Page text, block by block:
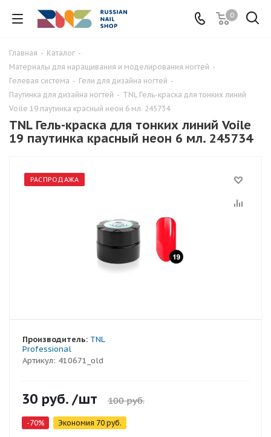
0
Главная - Каталог -
Материалы для наращивания и моделирования ногтей -
Гелевая система - Гели для дизайна ногтей -
Паутинка для дизайна ногтей - TNL Гель-краска для тонких линий
Voile 19 паутинка красный неон 6 мл. 245734
TNL Гель-краска для тонких линий Voile
19 паутинка красный неон 6 мл. 245734
РАСПРОДАЖА
Артикул: 410671_old
Производитель: TNL
Professional
30 руб. /шт 100руб.
-70% Экономия 70 руб.